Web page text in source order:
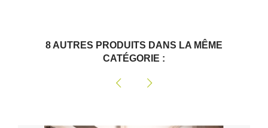
8 AUTRES PRODUITS DANS LA MÊME
CATÉGORIE :